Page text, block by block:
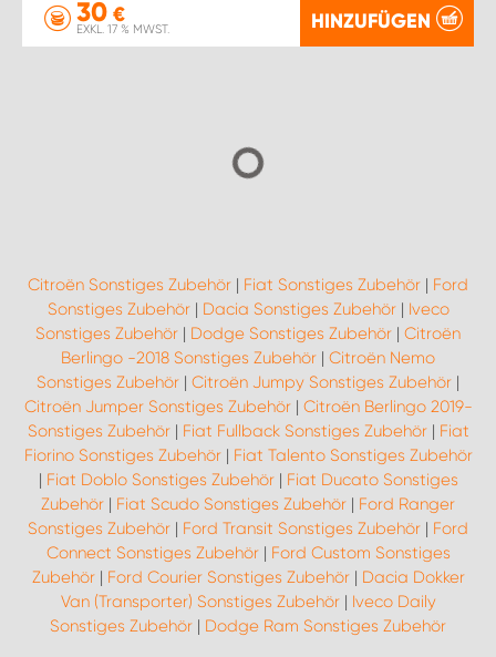
30 €
EXKL. 17 % MWST. HINZUFÜGEN
Citroën Sonstiges Zubehör | Fiat Sonstiges Zubehör | Ford
Sonstiges Zubehör| Dacia Sonstiges Zubehör| Iveco
Sonstiges Zubehör | Dodge Sonstiges Zubehör | Citroën
Berlingo -2018 Sonstiges Zubehör | Citroën Nemo
Sonstiges Zubehör | Citroën Jumpy Sonstiges Zubehör |
Citroën Jumper Sonstiges Zubehör| Citroën Berlingo 2019-
Sonstiges Zubehör| Fiat Fullback Sonstiges Zubehör| Fiat
Fiorino Sonstiges Zubehör| Fiat Talento Sonstiges Zubehör
| Fiat Doblo Sonstiges Zubehör| Fiat Ducato Sonstiges
Zubehör | Fiat Scudo Sonstiges Zubehör | Ford Ranger
Sonstiges Zubehör | Ford Transit Sonstiges Zubehör | Ford
Connect Sonstiges Zubehör| Ford Custom Sonstiges
Zubehör| Ford Courier Sonstiges Zubehör| Dacia Dokker
Van (Transporter) Sonstiges Zubehör| Iveco Daily
Sonstiges Zubehör | Dodge Ram Sonstiges Zubehör